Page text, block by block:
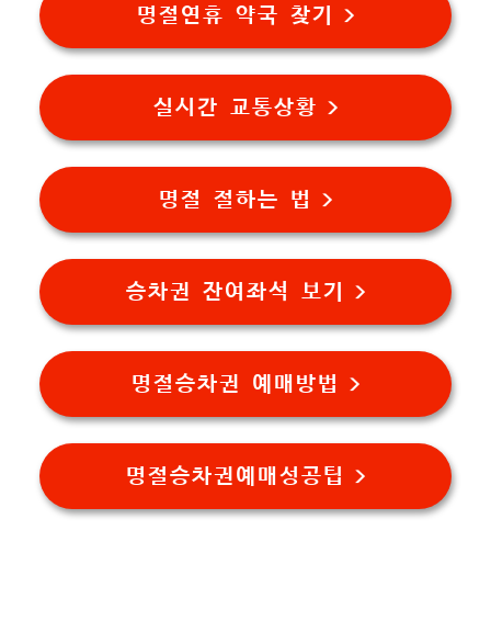
명절연휴 약국 찾기 >
실시간 교통상황 >
명절 절하는 법 >
승차권 잔여좌석 보기 >
명절승차권 예매방법 >
명절승차권예매성공팁 >